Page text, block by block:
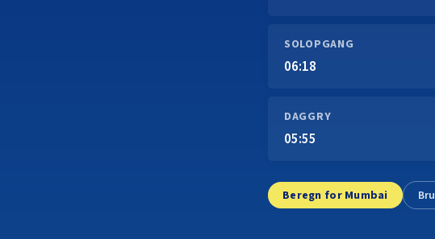
SOLOPGANG
06:18
DAGGRY
05:55
Beregn for Mumbai